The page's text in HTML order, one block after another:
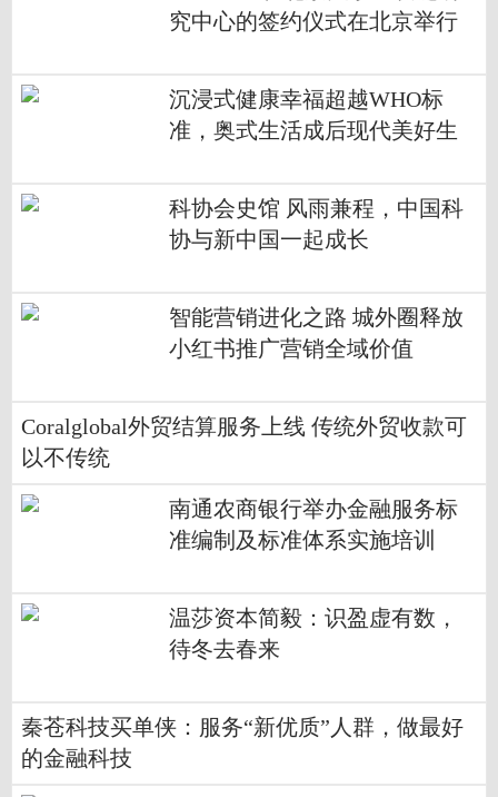
究中心的签约仪式在北京举行
沉浸式健康幸福超越WHO标
准，奥式生活成后现代美好生
科协会史馆 风雨兼程，中国科
协与新中国一起成长
智能营销进化之路 城外圈释放
小红书推广营销全域价值
Coralglobal外贸结算服务上线 传统外贸收款可
以不传统
南通农商银行举办金融服务标
准编制及标准体系实施培训
​温莎资本简毅：识盈虚有数，
待冬去春来
秦苍科技买单侠：服务“新优质”人群，做最好
的金融科技